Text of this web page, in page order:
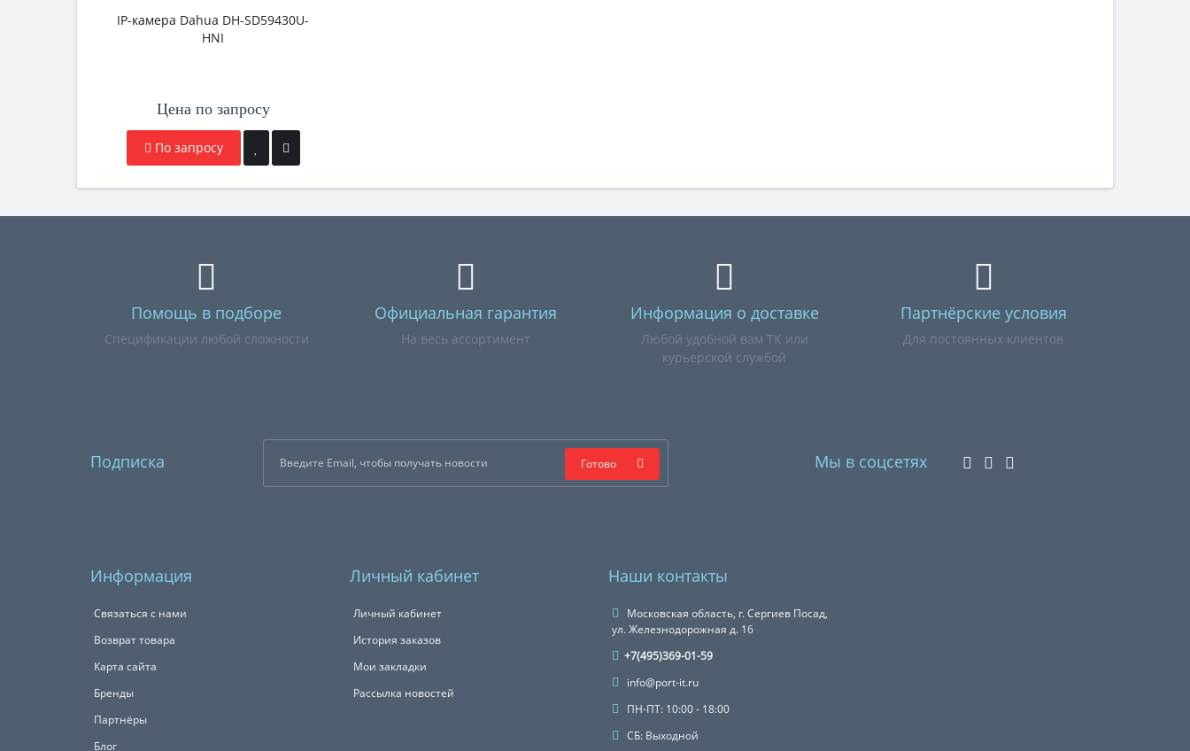
IP-камера Dahua DH-SD59430U-
HNI
Цена по запросу
По запросу
Помощь в подборе
Спецификации любой сложности
Официальная гарантия
На весь ассортимент
Информация о доставке
Любой удобной вам ТК или
курьерской службой
Партнёрские условия
Для постоянных клиентов
Подписка Готово Мы в соцсетях
Информация
Связаться с нами
Возврат товара
Карта сайта
Бренды
Партнёры
Блог
Личный кабинет
Личный кабинет
История заказов
Мои закладки
Рассылка новостей
Наши контакты
Московская область, г. Сергиев Посад,
ул. Железнодорожная д. 16
+7(495)369-01-59
info@port-it.ru
ПН-ПТ: 10:00 - 18:00
СБ: Выходной